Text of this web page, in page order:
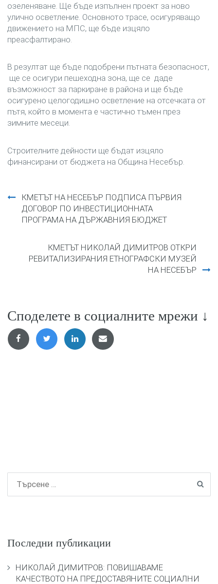
озеленяване. Ще бъде изпълнен проект за ново
улично осветление. Основното трасе, осигуряващо
движението на МПС, ще бъде изцяло
преасфалтирано.
В резултат ще бъде подобрени пътната безопасност,
ще се осигури пешеходна зона, ще се даде
възможност за паркиране в района и ще бъде
осигурено целогодишно осветление на отсечката от
пътя, който в момента е частично тъмен през
зимните месеци.
Строителните дейности ще бъдат изцяло
финансирани от бюджета на Община Несебър.
КМЕТЪТ НА НЕСЕБЪР ПОДПИСА ПЪРВИЯ
ДОГОВОР ПО ИНВЕСТИЦИОННАТА
ПРОГРАМА НА ДЪРЖАВНИЯ БЮДЖЕТ
КМЕТЪТ НИКОЛАЙ ДИМИТРОВ ОТКРИ
РЕВИТАЛИЗИРАНИЯ ЕТНОГРАФСКИ МУЗЕЙ
НА НЕСЕБЪР
Споделете в социалните мрежи ↓
Последни публикации
НИКОЛАЙ ДИМИТРОВ: ПОВИШАВАМЕ
КАЧЕСТВОТО НА ПРЕДОСТАВЯНИТЕ СОЦИАЛНИ